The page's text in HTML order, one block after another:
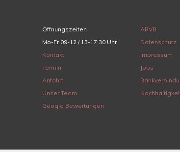
Öffnungszeiten
Mo-Fr 09-12 / 13-17:30 Uhr
Kontakt
Termin
Anfahrt
Unser Team
Google Bewertungen
ARVB
Datenschutz
Impressum
Jobs